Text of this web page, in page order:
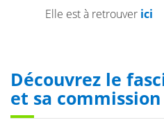
Elle est à retrouver ici
Découvrez le
et sa commission